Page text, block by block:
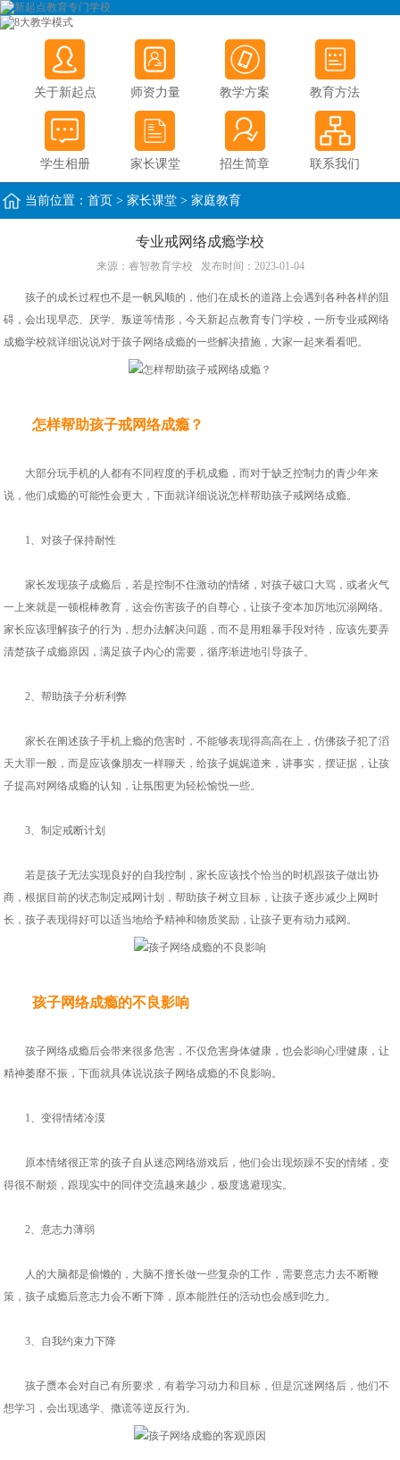
关于新起点 师资力量 教学方案 教育方法
学生相册 家长课堂 招生简章 联系我们
当前位置： 首页 > 家长课堂 > 家庭教育
专业戒网络成瘾学校
来源： 睿智教育学校 发布时间：2023-01-04
孩子的成长过程也不是一帆风顺的，他们在成长的道路上会遇到各种各样的阻
碍，会出现早恋、厌学、叛逆等情形，今天新起点教育专门学校，一所专业戒网络
成瘾学校就详细说说对于孩子网络成瘾的一些解决措施，大家一起来看看吧。
怎样帮助孩子戒网络成瘾？
大部分玩手机的人都有不同程度的手机成瘾，而对于缺乏控制力的青少年来
说，他们成瘾的可能性会更大，下面就详细说说怎样帮助孩子戒网络成瘾。
1、对孩子保持耐性
家长发现孩子成瘾后，若是控制不住激动的情绪，对孩子破口大骂，或者火气
一上来就是一顿棍棒教育，这会伤害孩子的自尊心，让孩子变本加厉地沉溺网络。
家长应该理解孩子的行为，想办法解决问题，而不是用粗暴手段对待，应该先要弄
清楚孩子成瘾原因，满足孩子内心的需要，循序渐进地引导孩子。
2、帮助孩子分析利弊
家长在阐述孩子手机上瘾的危害时，不能够表现得高高在上，仿佛孩子犯了滔
天大罪一般，而是应该像朋友一样聊天，给孩子娓娓道来，讲事实，摆证据，让孩
子提高对网络成瘾的认知，让氛围更为轻松愉悦一些。
3、制定戒断计划
若是孩子无法实现良好的自我控制，家长应该找个恰当的时机跟孩子做出协
商，根据目前的状态制定戒网计划，帮助孩子树立目标，让孩子逐步减少上网时
长，孩子表现得好可以适当地给予精神和物质奖励，让孩子更有动力戒网。
孩子网络成瘾的不良影响
孩子网络成瘾后会带来很多危害，不仅危害身体健康，也会影响心理健康，让
精神萎靡不振，下面就具体说说孩子网络成瘾的不良影响。
1、变得情绪冷漠
原本情绪很正常的孩子自从迷恋网络游戏后，他们会出现烦躁不安的情绪，变
得很不耐烦，跟现实中的同伴交流越来越少，极度逃避现实。
2、意志力薄弱
人的大脑都是偷懒的，大脑不擅长做一些复杂的工作，需要意志力去不断鞭
策，孩子成瘾后意志力会不断下降，原本能胜任的活动也会感到吃力。
3、自我约束力下降
孩子赝本会对自己有所要求，有着学习动力和目标，但是沉迷网络后，他们不
想学习，会出现逃学、撒谎等逆反行为。